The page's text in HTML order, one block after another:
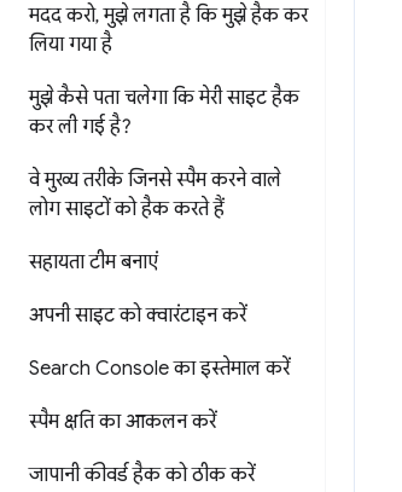
मदद करो,मुझे लगता है कि मुझे हैक कर
लिया गया है
मुझे कैसे पता चलेगा कि मेरी साइट हैक
कर ली गई है?
वे मुख्य तरीके जिनसे स्पैम करने वाले
लोग साइटों को हैक करते हैं
सहायता टीम बनाएं
अपनी साइट को क्वारंटाइन करें
Search Console का इस्तेमाल करें
स्पैम क्षति का आकलन करें
जापानी कीवर्ड हैक को ठीक करें